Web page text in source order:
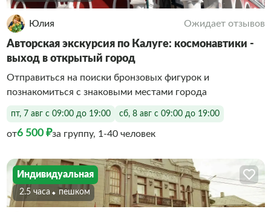
Юлия Ожидает отзывов
Авторская экскурсия по Калуге: космонавтики -
выход в открытый город
Отправиться на поиски бронзовых фигурок и
познакомиться с знаковыми местами города
пт, 7 авг с 09:00 до 19:00 сб, 8 авг с 09:00 до 19:00
от6 500 ₽за группу, 1-40 человек
Индивидуальная
2.5 часа Пешком